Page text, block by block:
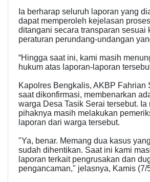
Ia berharap seluruh laporan yang
dapat memperoleh kejelasan
ditangani secara transparan sesuai
peraturan perundang-undangan
“Hingga saat ini, kami masih
hukum atas laporan-laporan
Kapolres Bengkalis, AKBP Fahrian
saat dikonfirmasi, membenarkan
warga Desa Tasik Serai tersebut. Ia
pihaknya masih melakukan
laporan dari warga tersebut.
"Ya, benar. Memang dua kasus
sudah dihentikan. Saat ini kami
laporan terkait pengrusakan dan
pengancaman," jelasnya, Kamis (7/